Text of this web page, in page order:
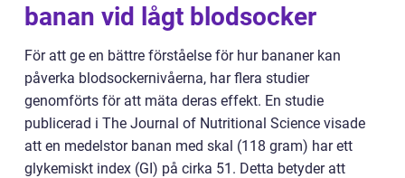
banan vid lågt blodsocker
För att ge en bättre förståelse för hur bananer kan
påverka blodsockernivåerna, har flera studier
genomförts för att mäta deras effekt. En studie
publicerad i The Journal of Nutritional Science visade
att en medelstor banan med skal (118 gram) har ett
glykemiskt index (GI) på cirka 51. Detta betyder att